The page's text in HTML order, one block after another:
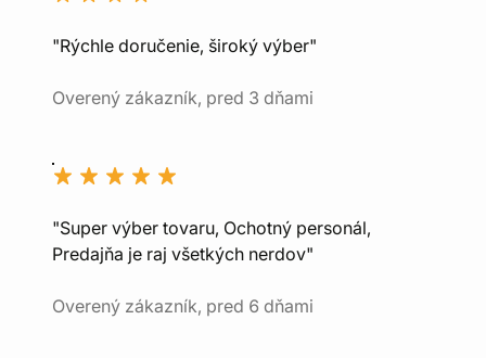
"Rýchle doručenie, široký výber"
Overený zákazník, pred 3 dňami
"Super výber tovaru, Ochotný personál,
Predajňa je raj všetkých nerdov"
Overený zákazník, pred 6 dňami